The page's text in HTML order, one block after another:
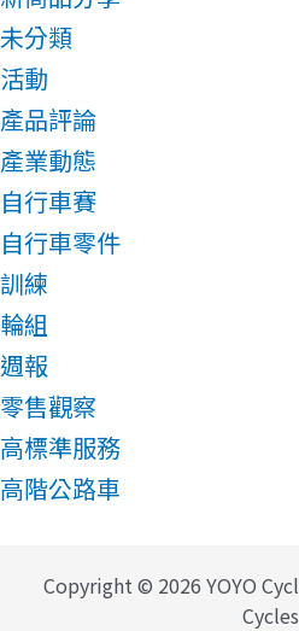
未分類
活動
產品評論
產業動態
自行車賽
自行車零件
訓練
輪組
週報
零售觀察
高標準服務
高階公路車
Copyright © 2026 YOYO
Cycles